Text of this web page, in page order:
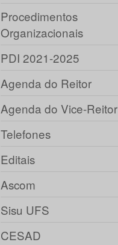
Procedimentos
Organizacionais
PDI 2021-2025
Agenda do Reitor
Agenda do Vice-Reitor
Telefones
Editais
Ascom
Sisu UFS
CESAD